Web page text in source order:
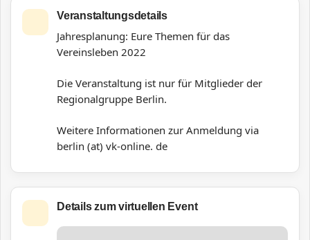
Veranstaltungsdetails
Jahresplanung: Eure Themen für das
Vereinsleben 2022
Die Veranstaltung ist nur für Mitglieder der
Regionalgruppe Berlin.
Weitere Informationen zur Anmeldung via
berlin (at) vk-online. de
Details zum virtuellen Event